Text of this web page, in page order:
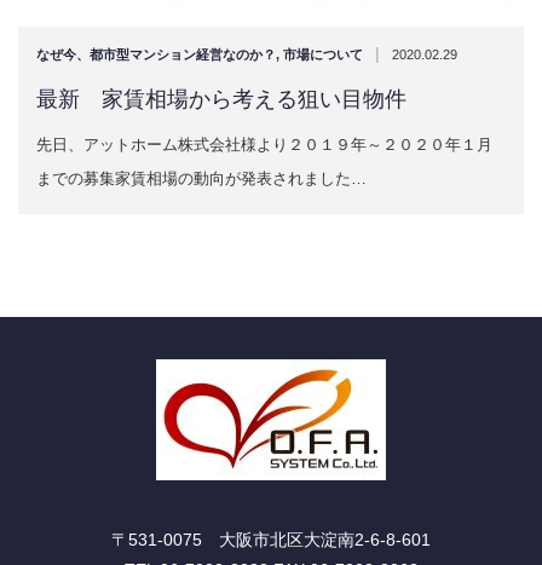
なぜ今、都市型マンション経営なのか？, 市場について | 2020.02.29
最新 家賃相場から考える狙い目物件
先日、アットホーム株式会社様より２０１９年～２０２０年１月
までの募集家賃相場の動向が発表されました…
〒531-0075 大阪市北区大淀南2-6-8-601